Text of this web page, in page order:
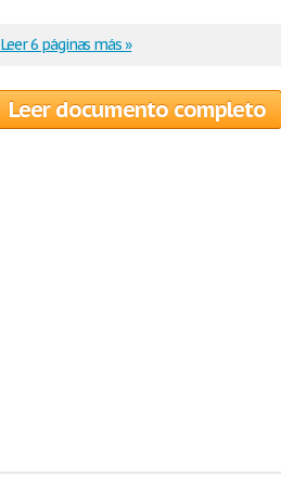
Leer 6 páginas más »
Leer documento completo